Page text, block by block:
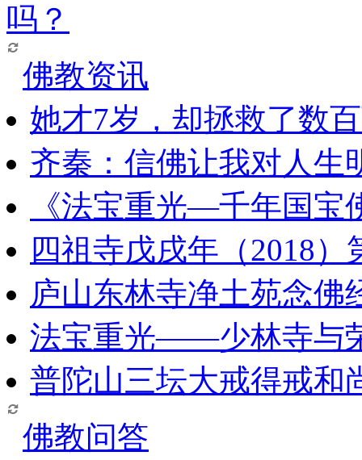
吗？
佛教资讯
她才7岁，却拯救了数
齐秦：信佛让我对人生
《法宝重光—千年国宝
四祖寺戊戌年（2018
庐山东林寺净土苑念佛
法宝重光——少林寺与
普陀山三坛大戒得戒和
佛教问答